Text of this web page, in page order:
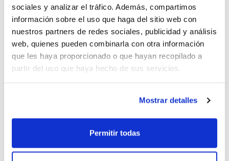
sociales y analizar el tráfico. Además, compartimos
información sobre el uso que haga del sitio web con
nuestros partners de redes sociales, publicidad y análisis
web, quienes pueden combinarla con otra información
que les haya proporcionado o que hayan recopilado a
partir del uso que haya hecho de sus servicios.
Mostrar detalles
Permitir todas
1de 18